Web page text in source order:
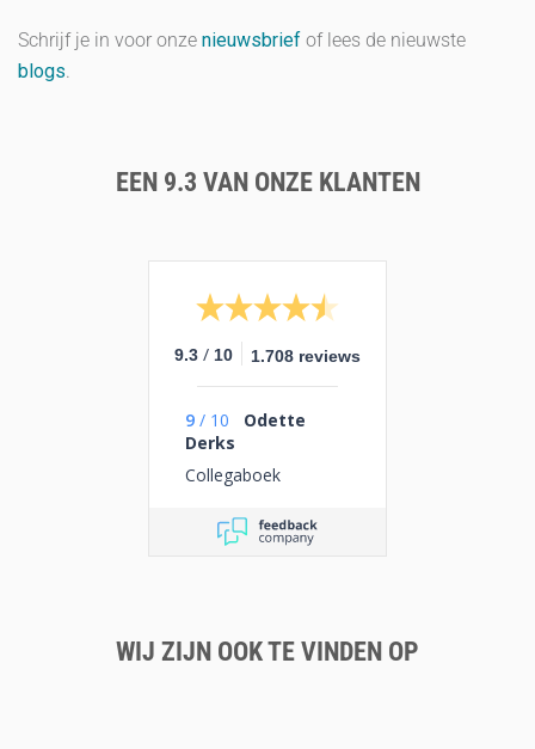
Schrijf je in voor onze nieuwsbrief of lees de nieuwste
blogs.
EEN 9.3 VAN ONZE KLANTEN
9.3 / 10 1.708 reviews
9 / 10
Odette
Derks
Collegaboek
WIJ ZIJN OOK TE VINDEN OP